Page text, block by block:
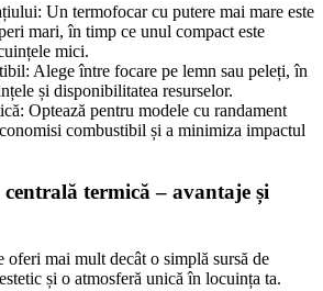
Un termofocar cu putere mai mare este
mari, în timp ce unul compact este
mici.
Alege între focare pe lemn sau peleți, în
și disponibilitatea resurselor.
Optează pentru modele cu randament
combustibil și a minimiza impactul
centrală termică – avantaje și
oferi mai mult decât o simplă sursă de
și o atmosferă unică în locuința ta.